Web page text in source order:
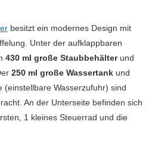
besitzt ein modernes Design mit
Unter der aufklappbaren
430 ml große Staubbehälterund
250 ml große Wassertank und
(einstellbare Wasserzufuhr) sind
An der Unterseite befinden sich
1 kleines Steuerrad und die